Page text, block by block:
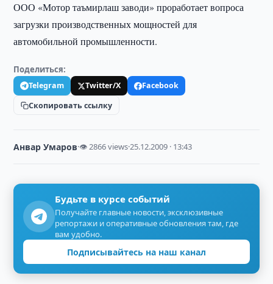
ООО «Мотор таъмирлаш заводи» проработает вопроса
загрузки производственных мощностей для
автомобильной промышленности.
Поделиться:
Telegram Twitter/X
Facebook
Скопировать ссылку
Анвар Умаров·👁 2866 views·25.12.2009 · 13:43
Будьте в курсе событий
Получайте главные новости, эксклюзивные
репортажи и оперативные обновления там, где
вам удобно.
Подписывайтесь на наш канал